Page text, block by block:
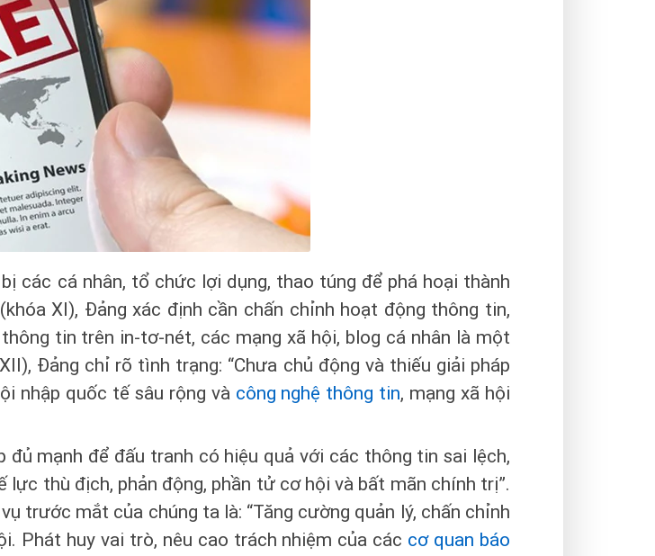
các cá nhân, tổ chức lợi dụng, thao túng để phá hoại thành
XI), Đảng xác định cần chấn chỉnh hoạt động thông tin,
tin trên in-tơ-nét, các mạng xã hội, blog cá nhân là một
Đảng chỉ rõ tình trạng: “Chưa chủ động và thiếu giải pháp
nhập quốc tế sâu rộng và công nghệ thông tin, mạng xã hội
mạnh để đấu tranh có hiệu quả với các thông tin sai lệch,
thù địch, phản động, phần tử cơ hội và bất mãn chính trị”.
trước mắt của chúng ta là: “Tăng cường quản lý, chấn chỉnh
Phát huy vai trò, nêu cao trách nhiệm của các cơ quan báo